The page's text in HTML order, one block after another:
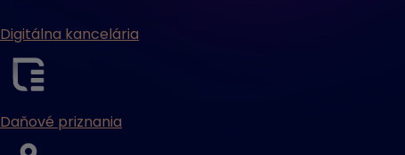
Digitálna kancelária
Daňové priznania